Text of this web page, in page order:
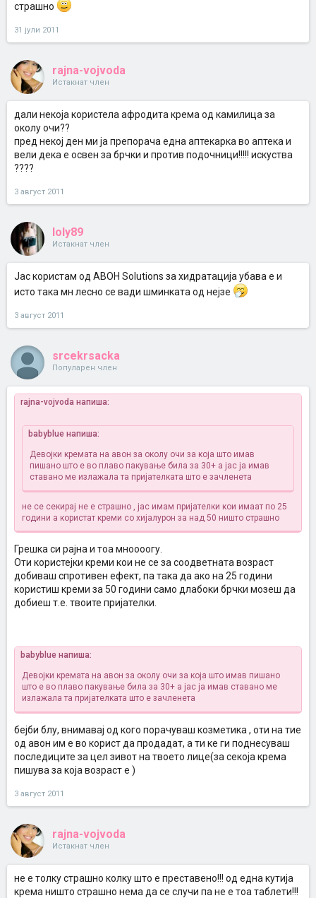
страшно
31 јули 2011
rajna-vojvoda
Истакнат член
дали некоја користела афродита крема од камилица за
околу очи??
пред некој ден ми ја препорача една аптекарка во аптека и
вели дека е освен за брчки и против подочници!!!!! искуства
????
3 август 2011
loly89
Истакнат член
Јас користам од АВОН Solutions за хидратација убава е и
исто така мн лесно се вади шминката од нејзе
3 август 2011
srcekrsacka
Популарен член
rajna-vojvoda напиша:
babyblue напиша:
Девојки кремата на авон за околу очи за која што имав
пишано што е во плаво пакување била за 30+ а јас ја имав
ставано ме излажала та пријателката што е зачленета
не се секирај не е страшно , јас имам пријателки кои имаат по 25
години а користат креми со хијалурон за над 50 ништо страшно
Грешка си рајна и тоа мноооогу.
Оти користејки креми кои не се за соодветната возраст
добиваш спротивен ефект, па така да ако на 25 години
користиш креми за 50 години само длабоки брчки мозеш да
добиеш т.е. твоите пријателки.
babyblue напиша:
Девојки кремата на авон за околу очи за која што имав пишано
што е во плаво пакување била за 30+ а јас ја имав ставано ме
излажала та пријателката што е зачленета
бејби блу, внимавај од кого порачуваш козметика , оти на тие
од авон им е во корист да продадат, а ти ке ги поднесуваш
последиците за цел зивот на твоето лице(за секоја крема
пишува за која возраст е )
3 август 2011
rajna-vojvoda
Истакнат член
не е толку страшно колку што е преставено!!! од една кутија
крема ништо страшно нема да се случи па не е тоа таблети!!!